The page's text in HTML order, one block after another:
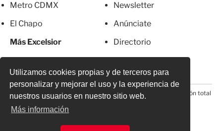
Utilizamos cookies propias y de terceros para
personalizar y mejorar el uso y la experiencia de
nuestros usuarios en nuestro sitio web.
Más información
Metro CDMX
El Chapo
Más Excelsior
Newsletter
Anúnciate
Directorio
© 2026 Todos los derechos reservados. Prohibida la reproducción total
o parcial, incluyendo cualquier medio electrónico*